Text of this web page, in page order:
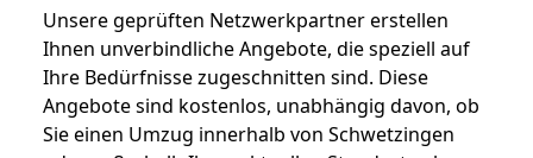
Unsere geprüften Netzwerkpartner erstellen
Ihnen unverbindliche Angebote, die speziell auf
Ihre Bedürfnisse zugeschnitten sind. Diese
Angebote sind kostenlos, unabhängig davon, ob
Sie einen Umzug innerhalb von Schwetzingen